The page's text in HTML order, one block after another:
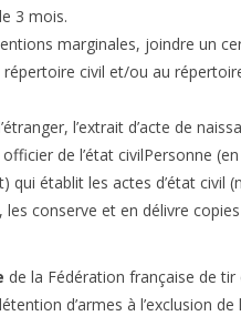
3 mois.
marginales, joindre un
civil et/ou au
l’extrait d’acte de
officier de l’état civilPersonne
qui établit les actes d’état civil
conserve et en délivre
de la Fédération française de
d’armes à l’exclusion de